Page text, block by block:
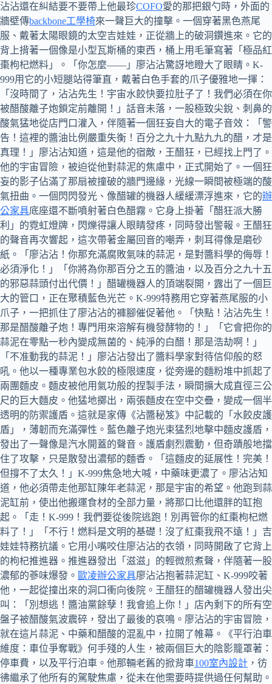
沾沾還在糾結要不要帶上他最珍COFO愛的那把銀勺時，外面的
牆壁傳backbone工學椅來一聲巨大的撞擊。一個穿著黑色燕尾
服、戴著太陽眼鏡的太空吉娃娃，正從牆上的破洞鑽進來。它的
背上揹著一個像是小型瓦斯桶的東西，桶上用毛筆寫著「極品紅
棗枸杞燃料」。「你怎麼——」廖沾沾驚訝地瞪大了眼睛。K-
999用它的小短腿站得筆直，戴著白色手套的爪子優雅地一揮：
「沒時間了，沾沾先生！宇宙水餃快要拉肚子了！我們必須在你
被醋酸離子炮鎖定前離開！」話音未落，一股極致尖銳、刺鼻的
酸氣猛地從店門口灌入，伴隨著一個狂妄自大的電子音效：「警
告！這裡的醬油比例嚴重失衡！百分之九十九點九九的醋，才是
真理！」廖沾沾知道，這是他的宿敵，王醋狂，已經找上門了。
他的宇宙冒險，被迫從他對蒜泥的焦慮中，正式開始了。一個狂
妄的影子佔滿了那扇被撞破的牆門邊緣，光線一瞬間被極端的酸
氣扭曲。一個閃閃發光、像醋罐的機器人緩緩漂浮進來，它的辦
公家具底座還不斷噴射著白色醋霧。它身上掛著「醋狂派大勝
利」的霓虹燈牌，閃爍得讓人眼睛發疼，同時發出警報。王醋狂
的聲音再次響起，這次帶著金屬回音的嘲弄，刺耳得像是磨砂
紙。「廖沾沾！你那充滿腐敗氣味的蒜泥，是對醬料學的侮辱！
必須淨化！」「你將為你那百分之五的醬油，以及百分之九十五
的邪惡蒜頭付出代價！」醋罐機器人的頂端裂開，露出了一個巨
大的管口，正在聚積藍色光芒。K-999特務用它穿著燕尾服的小
爪子，一把抓住了廖沾沾的褲腳催促著他。「快點！沾沾先生！
那是醋酸離子炮！專門用來溶解有機發酵物的！」「它會把你的
蒜泥在零點一秒內變成無菌的、純淨的白醋！那是浩劫啊！」
「不准動我的蒜泥！」廖沾沾發出了醬料學家對待信仰般的怒
吼。他以一種專業包水餃的極限速度，從旁邊的麵粉堆中抓起了
兩團麵皮。麵皮被他用氣功般的捏製手法，瞬間擴大成直徑三公
尺的巨大麵皮。他猛地擲出，兩張麵皮在空中交疊，變成一個半
透明的防禦護盾。這就是家傳《沾醬秘笈》中記載的「水餃皮護
盾」，薄韌而充滿彈性。藍色離子炮光束猛烈地擊中麵皮護盾，
發出了一聲像是汽水開蓋的聲音。護盾劇烈震動，但奇蹟般地擋
住了攻擊，只是散發出濃郁的麵香。「這麵皮的延展性！完美！
但撐不了太久！」K-999焦急地大喊，中藥味更濃了。廖沾沾知
道，他必須帶走他那缸陳年老蒜泥，那是宇宙的希望。他跑到蒜
泥缸前，使出他搬運食材的全部力量，將那口比他還胖的缸抱
起。「走！K-999！我們要從後院逃跑！別再管你的紅棗枸杞燃
料了！」「不行！燃料是文明的基礎！沒了紅棗我飛不遠！」吉
娃娃特務抗議。它用小嘴咬住廖沾沾的衣領，同時開啟了它背上
的枸杞推進器。推進器發出「滋滋」的輕微煎煮聲，伴隨著一股
濃郁的蔘味爆發。 歐凌辦公家具廖沾沾抱著蒜泥缸、K-999咬著
他，一起從撞出來的洞口衝向後院。王醋狂的醋罐機器人發出尖
叫：「別想逃！醬油黨餘孽！我會追上你！」店內剩下的所有空
盤子被醋酸氣波震碎，發出了最後的哀鳴。廖沾沾的宇宙冒險，
就在這片蒜泥、中藥和醋酸的混亂中，拉開了帷幕。《平行泊車
維度：車位爭奪戰》何手殘的人生，被兩個巨大的陰影籠罩著：
停車費，以及平行泊車。他那輛老舊的掀背車100室內設計 ，彷
彿繼承了他所有的駕駛焦慮，從未在他需要時提供過任何幫助。